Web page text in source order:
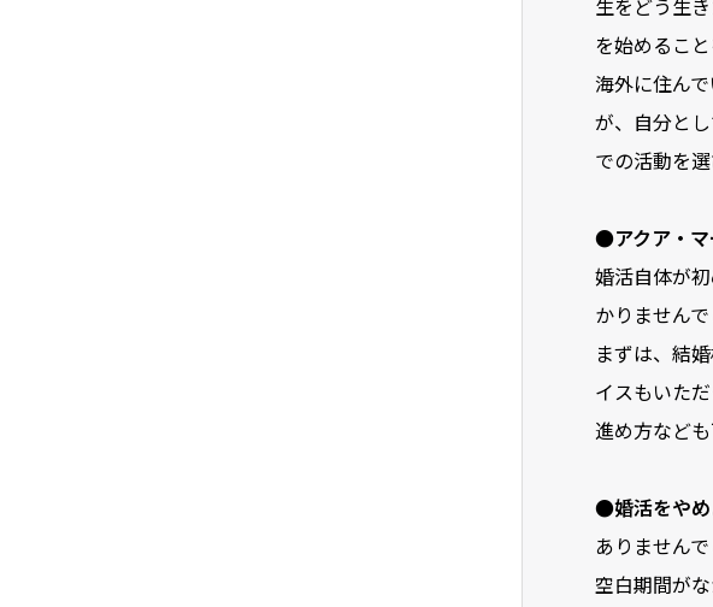
生をどう生
を始めるこ
海外に住ん
が、自分と
での活動を選
●アクア・マ
婚活自体が
かりませんで
まずは、結
イスもいた
進め方など
●婚活をやめ
ありませんで
空白期間が